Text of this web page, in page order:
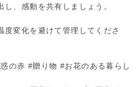
、感動を共有しましょう。
変化を避けて管理してくださ
の赤 #贈り物 #お花のある暮らし